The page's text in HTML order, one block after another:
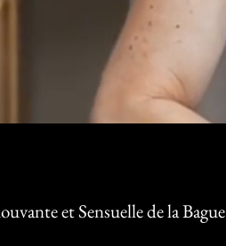
et Sensuelle de la Bague